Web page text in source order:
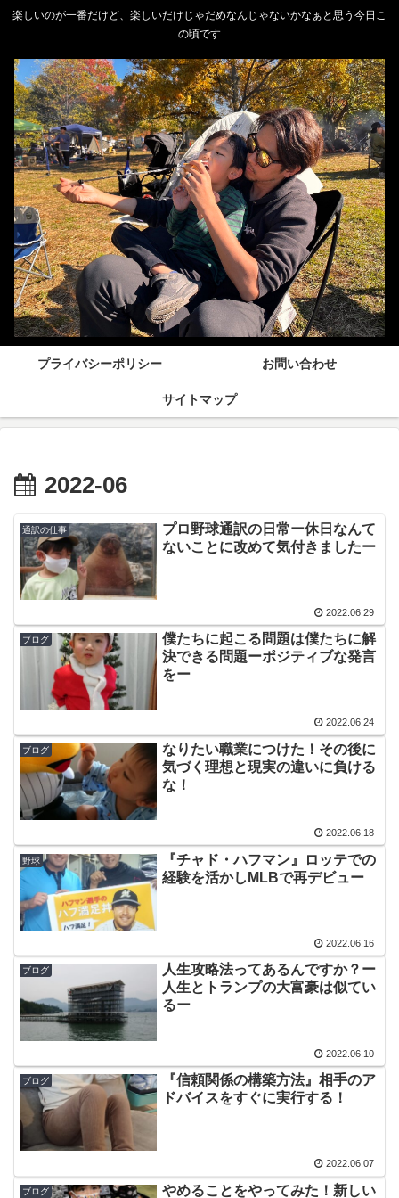
楽しいのが一番だけど、楽しいだけじゃだめなんじゃないかなぁと思う今日こ
の頃です
プライバシーポリシー お問い合わせ
サイトマップ
2022-06
通訳の仕事
プロ野球通訳の日常ー休日なんて
ないことに改めて気付きましたー
2022.06.29
ブログ
僕たちに起こる問題は僕たちに解
決できる問題ーポジティブな発言
をー
2022.06.24
ブログ
なりたい職業につけた！その後に
気づく理想と現実の違いに負ける
な！
2022.06.18
野球
『チャド・ハフマン』ロッテでの
経験を活かしMLBで再デビュー
2022.06.16
ブログ
人生攻略法ってあるんですか？ー
人生とトランプの大富豪は似てい
るー
2022.06.10
ブログ
『信頼関係の構築方法』相手のア
ドバイスをすぐに実行する！
2022.06.07
ブログ やめることをやってみた！新しい